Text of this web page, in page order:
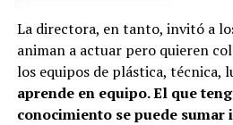
La directora, en tanto, invitó a
animan a actuar pero quieren
los equipos de plástica, técnica,
aprende en equipo. El que
conocimiento se puede sumar